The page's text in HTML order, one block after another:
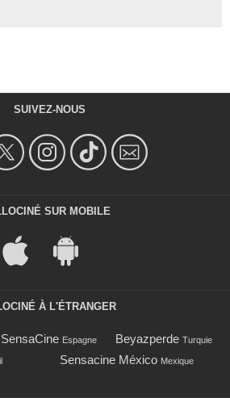
SUIVEZ-NOUS
SUR MOBILE
À L'ÉTRANGER
SensaCine Espagne Beyazperde Turquie
Sensacine México Mexique